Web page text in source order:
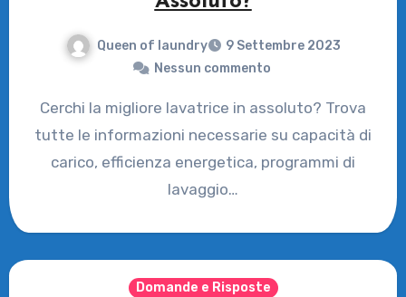
Queen of laundry
9 Settembre 2023
Nessun commento
Cerchi la migliore lavatrice in assoluto? Trova
tutte le informazioni necessarie su capacità di
carico, efficienza energetica, programmi di
lavaggio…
Domande e Risposte